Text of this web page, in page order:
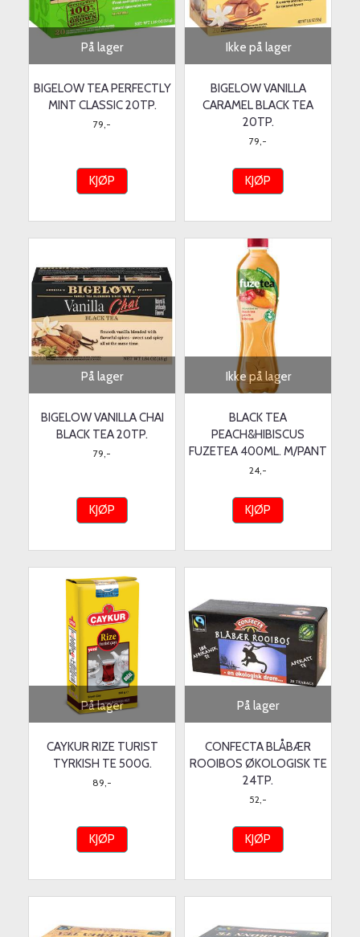
På lager
BIGELOW TEA PERFECTLY
MINT CLASSIC 20TP.
79,-
KJØP
Ikke på lager
BIGELOW VANILLA
CARAMEL BLACK TEA
20TP.
79,-
KJØP
På lager
BIGELOW VANILLA CHAI
BLACK TEA 20TP.
79,-
KJØP
Ikke på lager
BLACK TEA
PEACH&HIBISCUS
FUZETEA 400ML. M/PANT
24,-
KJØP
På lager
CAYKUR RIZE TURIST
TYRKISH TE 500G.
89,-
KJØP
På lager
CONFECTA BLÅBÆR
ROOIBOS ØKOLOGISK TE
24TP.
52,-
KJØP